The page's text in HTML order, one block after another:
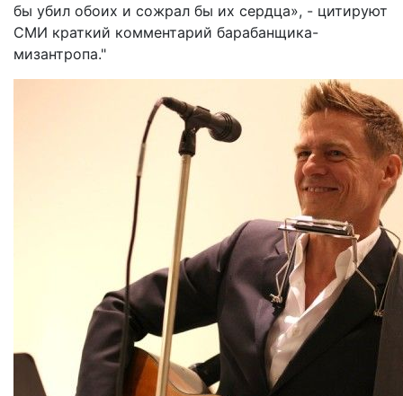
бы убил обоих и сожрал бы их сердца», - цитируют
СМИ краткий комментарий барабанщика-
мизантропа."